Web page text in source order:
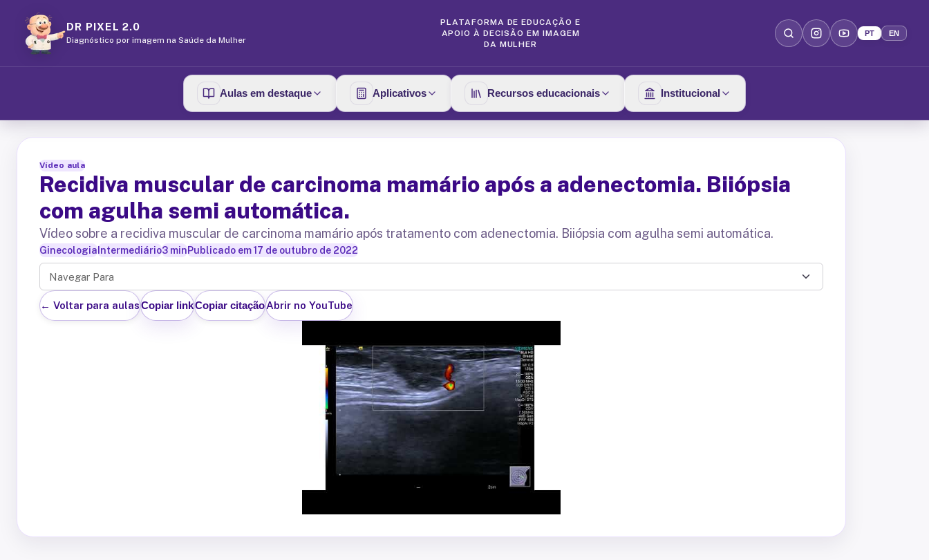
DR PIXEL 2.0
Diagnóstico por imagem na Saúde da Mulher
PLATAFORMA DE EDUCAÇÃO E
APOIO À DECISÃO EM IMAGEM
DA MULHER
PT EN
Aulas em destaque Aplicativos Recursos educacionais Institucional
Vídeo aula
Recidiva muscular de carcinoma mamário após a adenectomia. Biiópsia
com agulha semi automática.
Vídeo sobre a recidiva muscular de carcinoma mamário após tratamento com adenectomia. Biiópsia com agulha semi automática.
Ginecologia Intermediário3 minPublicado em17 de outubro de 2022
Navegar Para
← Voltar para aulasCopiar linkCopiar citaçãoAbrir no YouTube